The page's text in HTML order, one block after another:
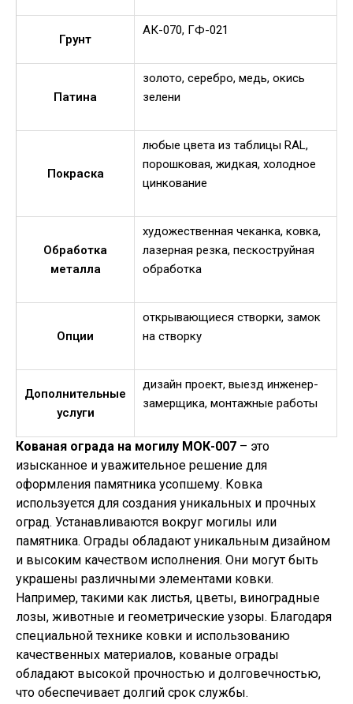
Грунт
АК-070, ГФ-021
Патина
золото, серебро, медь, окись
зелени
Покраска
любые цвета из таблицы RAL,
порошковая, жидкая, холодное
цинкование
Обработка
металла
художественная чеканка, ковка,
лазерная резка, пескоструйная
обработка
Опции
открывающиеся створки, замок
на створку
Дополнительные
услуги
дизайн проект, выезд инженер-
замерщика, монтажные работы
Кованая ограда на могилу МОК-007 – это
изысканное и уважительное решение для
оформления памятника усопшему. Ковка
используется для создания уникальных и прочных
оград. Устанавливаются вокруг могилы или
памятника. Ограды обладают уникальным дизайном
и высоким качеством исполнения. Они могут быть
украшены различными элементами ковки.
Например, такими как листья, цветы, виноградные
лозы, животные и геометрические узоры. Благодаря
специальной технике ковки и использованию
качественных материалов, кованые ограды
обладают высокой прочностью и долговечностью,
что обеспечивает долгий срок службы.